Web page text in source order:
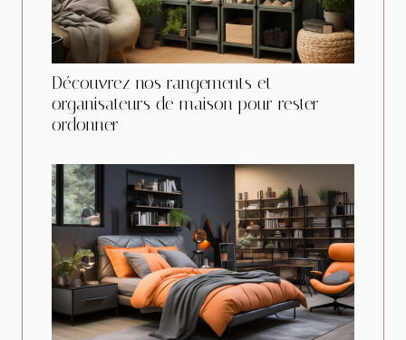
Découvrez nos rangements et
organisateurs de maison pour rester
ordonner